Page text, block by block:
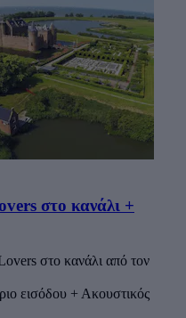
στο κανάλι +
στο κανάλι από τον
εισόδου + Ακουστικός